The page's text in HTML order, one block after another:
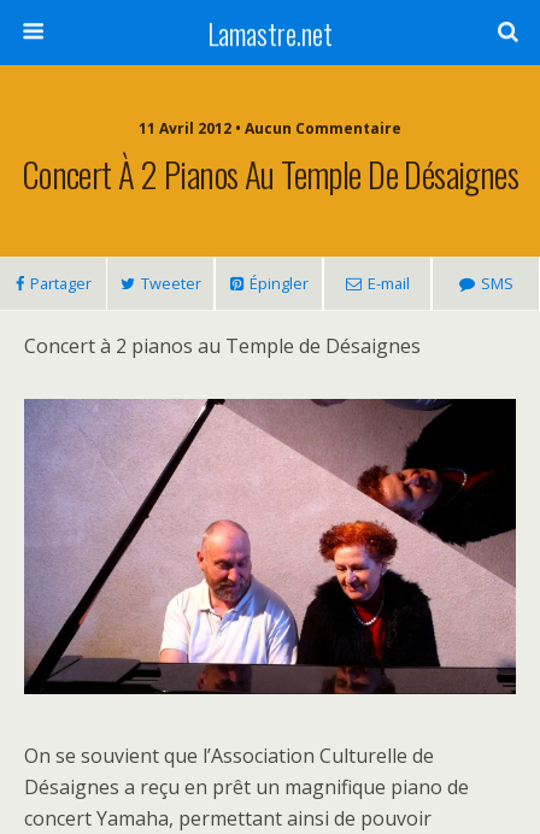
Lamastre.net
11 Avril 2012 • Aucun Commentaire
Concert À 2 Pianos Au Temple De Désaignes
Partager Tweeter Épingler E-mail SMS
Concert à 2 pianos au Temple de Désaignes
On se souvient que l’Association Culturelle de
Désaignes a reçu en prêt un magnifique piano de
concert Yamaha, permettant ainsi de pouvoir